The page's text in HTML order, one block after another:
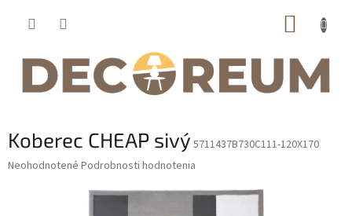
Koberec CHEAP sivý 5711437B730C111-120X170
Priemerné
Neohodnotené Podrobnosti hodnotenia